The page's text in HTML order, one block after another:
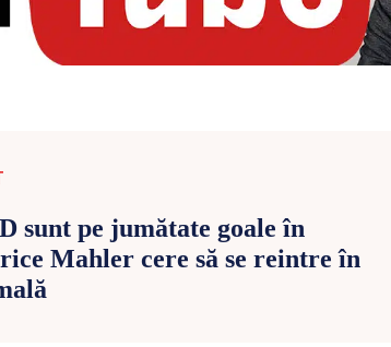
sunt pe jumătate goale în
Mahler cere să se reintre în